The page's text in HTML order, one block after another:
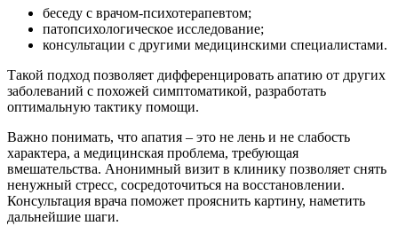
беседу с врачом-психотерапевтом;
патопсихологическое исследование;
консультации с другими медицинскими специалистами.
Такой подход позволяет дифференцировать апатию от других
заболеваний с похожей симптоматикой, разработать
оптимальную тактику помощи.
Важно понимать, что апатия – это не лень и не слабость
характера, а медицинская проблема, требующая
вмешательства. Анонимный визит в клинику позволяет снять
ненужный стресс, сосредоточиться на восстановлении.
Консультация врача поможет прояснить картину, наметить
дальнейшие шаги.